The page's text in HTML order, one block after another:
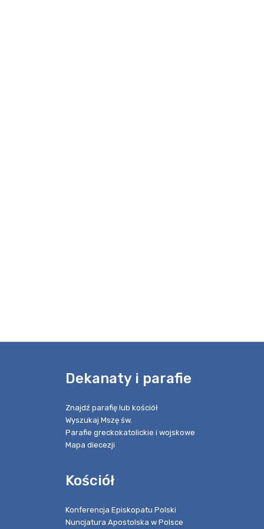
Dekanaty i parafie
Znajdź parafię lub kościół
Wyszukaj Mszę św.
Parafie greckokatolickie i wojskowe
Mapa diecezji
Kościół
Konferencja Episkopatu Polski
Nuncjatura Apostolska w Polsce